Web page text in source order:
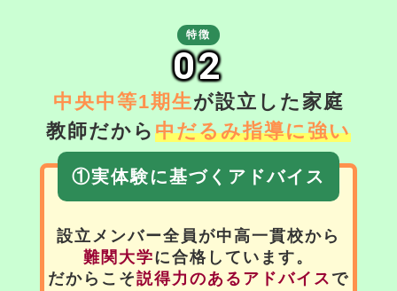
特徴
02
中央中等1期生が設立した家庭
教師だから 中だるみ指導に強い
①実体験に基づくアドバイス
設立メンバー全員が中高一貫校から
難関大学に合格しています。
だからこそ説得力のあるアドバイス で